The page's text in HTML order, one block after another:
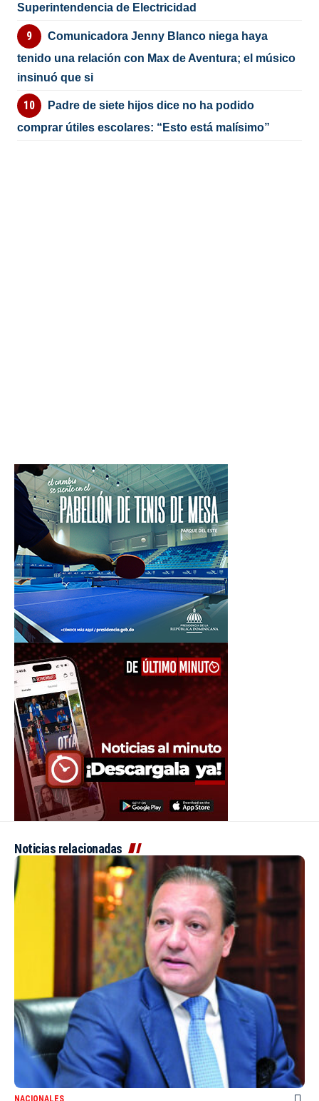
Superintendencia de Electricidad
Comunicadora Jenny Blanco niega haya
tenido una relación con Max de Aventura; el músico
insinuó que si
Padre de siete hijos dice no ha podido
comprar útiles escolares: “Esto está malísimo”
Noticias relacionadas
NACIONALES